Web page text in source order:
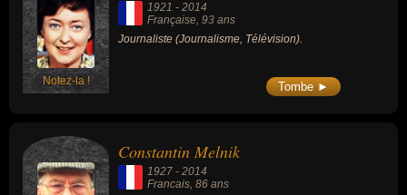
Notez-la !
1921 - 2014
Française, 93 ans
Journaliste (Journalisme, Télévision).
Tombe ►
Constantin Melnik
1927 - 2014
Francais , 86 ans